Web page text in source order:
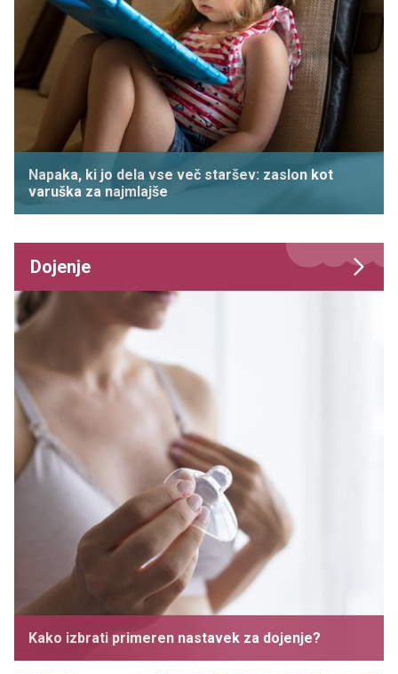
Napaka, ki jo dela vse več staršev: zaslon kot
varuška za najmlajše
Dojenje
Kako izbrati primeren nastavek za dojenje?